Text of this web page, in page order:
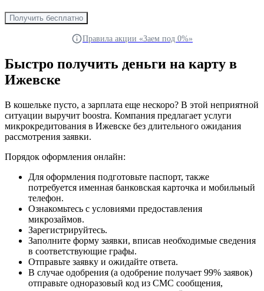
Получить бесплатно
Правила акции «Заем под 0%»
Быстро получить деньги на карту в
Ижевске
В кошельке пусто, а зарплата еще нескоро? В этой неприятной
ситуации выручит boostra. Компания предлагает услуги
микрокредитования в Ижевске без длительного ожидания
рассмотрения заявки.
Порядок оформления онлайн:
Для оформления подготовьте паспорт, также
потребуется именная банковская карточка и мобильный
телефон.
Ознакомьтесь с условиями предоставления
микрозаймов.
Зарегистрируйтесь.
Заполните форму заявки, вписав необходимые сведения
в соответствующие графы.
Отправьте заявку и ожидайте ответа.
В случае одобрения (а одобрение получает 99% заявок)
отправьте одноразовый код из СМС сообщения,